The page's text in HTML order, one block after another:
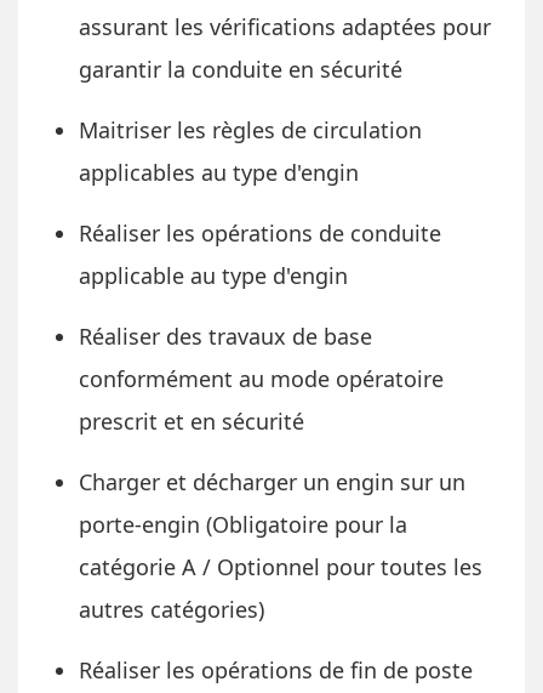
assurant les vérifications adaptées pour
garantir la conduite en sécurité
Maitriser les règles de circulation
applicables au type d'engin
Réaliser les opérations de conduite
applicable au type d'engin
Réaliser des travaux de base
conformément au mode opératoire
prescrit et en sécurité
Charger et décharger un engin sur un
porte-engin (Obligatoire pour la
catégorie A / Optionnel pour toutes les
autres catégories)
Réaliser les opérations de fin de poste